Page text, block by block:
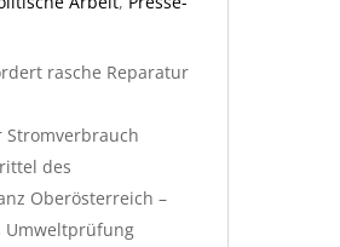
rasche Reparatur
Stromverbrauch
des
Oberösterreich –
Umweltprüfung